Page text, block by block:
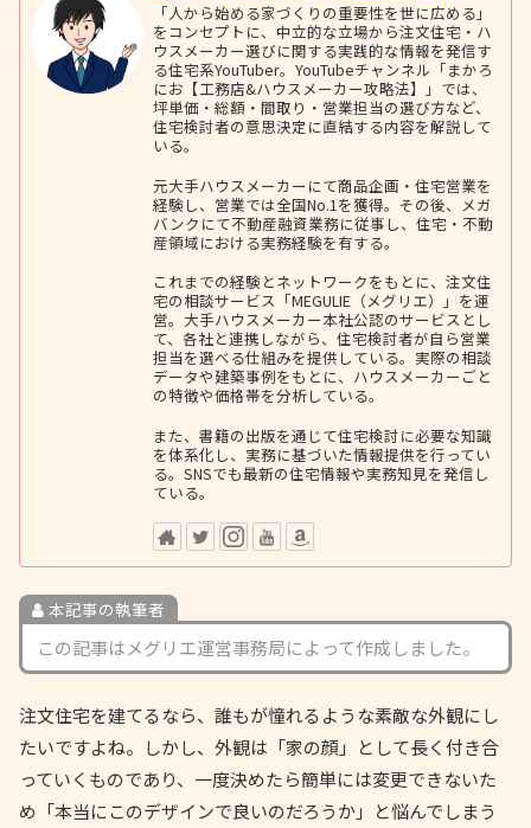
「人から始める家づくりの重要性を世に広める」
をコンセプトに、中立的な立場から注文住宅・ハ
ウスメーカー選びに関する実践的な情報を発信す
る住宅系YouTuber。YouTubeチャンネル「まかろ
にお【工務店&ハウスメーカー攻略法】」では、
坪単価・総額・間取り・営業担当の選び方など、
住宅検討者の意思決定に直結する内容を解説して
いる。
元大手ハウスメーカーにて商品企画・住宅営業を
経験し、営業では全国No.1を獲得。その後、メガ
バンクにて不動産融資業務に従事し、住宅・不動
産領域における実務経験を有する。
これまでの経験とネットワークをもとに、注文住
宅の相談サービス「MEGULIE（メグリエ）」を運
営。大手ハウスメーカー本社公認のサービスとし
て、各社と連携しながら、住宅検討者が自ら営業
担当を選べる仕組みを提供している。実際の相談
データや建築事例をもとに、ハウスメーカーごと
の特徴や価格帯を分析している。
また、書籍の出版を通じて住宅検討に必要な知識
を体系化し、実務に基づいた情報提供を行ってい
る。SNSでも最新の住宅情報や実務知見を発信し
ている。
本記事の執筆者
この記事はメグリエ運営事務局によって作成しました。
注文住宅を建てるなら、誰もが憧れるような素敵な外観にし
たいですよね。しかし、外観は「家の顔」として長く付き合
っていくものであり、一度決めたら簡単には変更できないた
め「本当にこのデザインで良いのだろうか」と悩んでしまう